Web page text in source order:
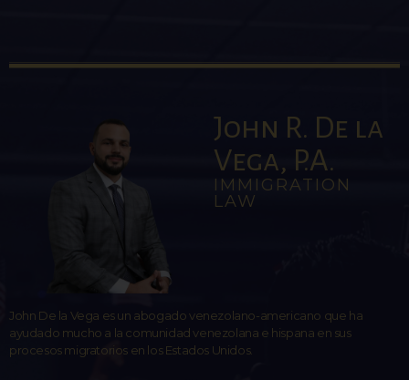
John R. De la
Vega, P.A.
IMMIGRATION
LAW
John De la Vega es un abogado venezolano-americano que ha
ayudado mucho a la comunidad venezolana e hispana en sus
procesos migratorios en los Estados Unidos.